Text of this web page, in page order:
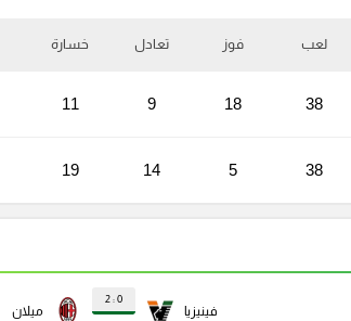
لعب فوز تعادل خسارة
38
18
9
11
38
5
14
19
فينيزيا
0 : 2
ميلان